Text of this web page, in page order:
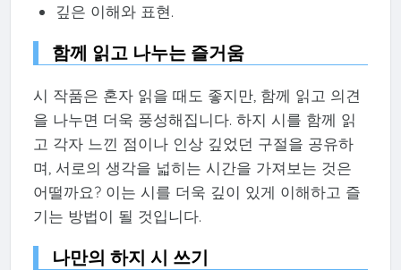
깊은 이해와 표현.
함께 읽고 나누는 즐거움
시 작품은 혼자 읽을 때도 좋지만, 함께 읽고 의견
을 나누면 더욱 풍성해집니다. 하지 시를 함께 읽
고 각자 느낀 점이나 인상 깊었던 구절을 공유하
며, 서로의 생각을 넓히는 시간을 가져보는 것은
어떨까요? 이는 시를 더욱 깊이 있게 이해하고 즐
기는 방법이 될 것입니다.
나만의 하지 시 쓰기